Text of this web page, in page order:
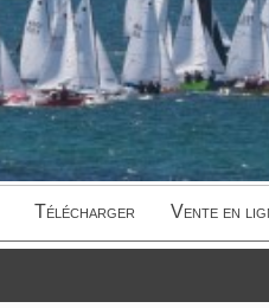
Télécharger Vente en